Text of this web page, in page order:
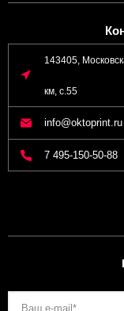
143405,
км, с.55
info@oktoprint.ru
7 495-150-50-88